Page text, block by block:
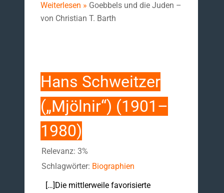
Weiterlesen » Goebbels und die Juden –
von Christian T. Barth
Hans Schweitzer
(„Mjölnir“) (1901–
1980)
Relevanz: 3%
Schlagwörter: Biographien
[…]Die mittlerweile favorisierte